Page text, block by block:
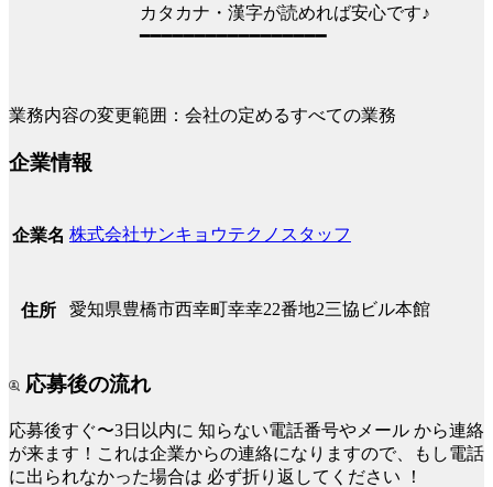
カタカナ・漢字が読めれば安心です♪
━━━━━━━━━━━━━━━━━
業務内容の変更範囲：会社の定めるすべての業務
企業情報
企業名 株式会社サンキョウテクノスタッフ
住所 愛知県豊橋市西幸町幸幸22番地2三協ビル本館
応募後の流れ
応募後すぐ〜3日以内に 知らない電話番号やメール から連絡
が来ます！これは企業からの連絡になりますので、もし電話
に出られなかった場合は 必ず折り返してください ！